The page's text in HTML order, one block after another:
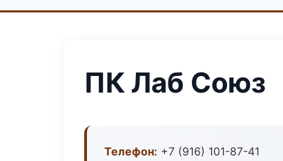
ПК Лаб Союз
Телефон: +7 (916) 101-87-41